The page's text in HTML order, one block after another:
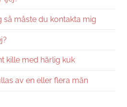
så måste du kontakta mig
kille med härlig kuk
av en eller flera män